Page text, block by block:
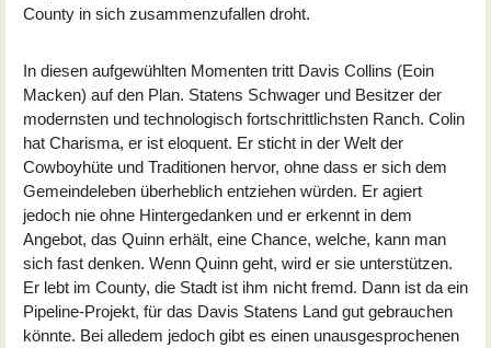
County in sich zusammenzufallen droht.
In diesen aufgewühlten Momenten tritt Davis Collins (Eoin
Macken) auf den Plan. Statens Schwager und Besitzer der
modernsten und technologisch fortschrittlichsten Ranch. Colin
hat Charisma, er ist eloquent. Er sticht in der Welt der
Cowboyhüte und Traditionen hervor, ohne dass er sich dem
Gemeindeleben überheblich entziehen würden. Er agiert
jedoch nie ohne Hintergedanken und er erkennt in dem
Angebot, das Quinn erhält, eine Chance, welche, kann man
sich fast denken. Wenn Quinn geht, wird er sie unterstützen.
Er lebt im County, die Stadt ist ihm nicht fremd. Dann ist da ein
Pipeline-Projekt, für das Davis Statens Land gut gebrauchen
könnte. Bei alledem jedoch gibt es einen unausgesprochenen